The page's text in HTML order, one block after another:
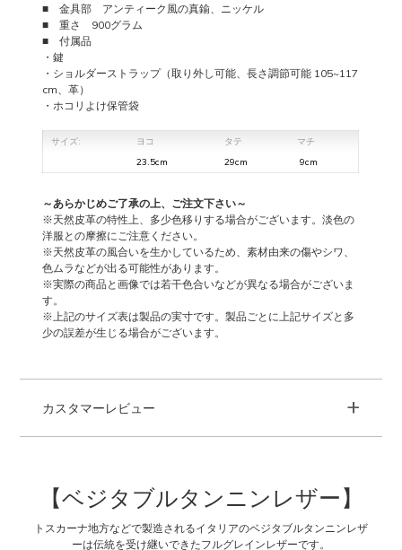
■ 金具部 アンティーク風の真鍮、ニッケル
■ 重さ 900グラム
■ 付属品
・鍵
・ショルダーストラップ（取り外し可能、長さ調節可能 105~117
cm、革）
・ホコリよけ保管袋
サイズ: ヨコ タテ
マチ
23.5cm
29cm 9cm
～あらかじめご了承の上、ご注文下さい～
※天然皮革の特性上、多少色移りする場合がございます。淡色の
洋服との摩擦にご注意ください。
※天然皮革の風合いを生かしているため、素材由来の傷やシワ、
色ムラなどが出る可能性があります。
※実際の商品と画像では若干色合いなどが異なる場合がございま
す。
※上記のサイズ表は製品の実寸です。製品ごとに上記サイズと多
少の誤差が生じる場合がございます。
カスタマーレビュー +
【ベジタブルタンニンレザー】
トスカーナ地方などで製造されるイタリアのベジタブルタンニンレザ
ーは伝統を受け継いできたフルグレインレザーです。